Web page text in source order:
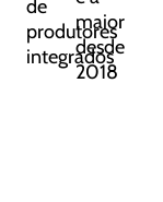
de
produtores
integrados
maior
desde
2018